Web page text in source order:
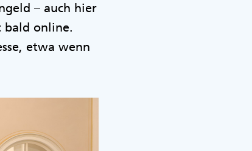
– auch hier
bald online.
etwa wenn